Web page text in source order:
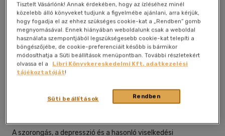
Kívánságlistához adom Megosztom
Pannonhalmi Főapátság|2022|magyar nyelvű|ragasztott
A szorongás, a depresszió és a hasonló viselkedési
Tisztelt Vásárlónk! Annak érdekében, hogy az ízléséhez minél
közelebb álló könyveket tudjunk a figyelmébe ajánlani, arra kérjük,
hogy fogadja el az ehhez szükséges cookie-kat a „Rendben” gomb
megnyomásával. Ennek hiányában weboldalunk csak a weboldal
használata szempontjából legszükségesebb cookie-kat telepíti a
böngészőjébe, de cookie-preferenciáit később is bármikor
módosíthatja a Süti beállítások menüpontban. További részletekért
olvassa el a
Libri Könyvkereskedelmi Kft. adatkezelési
tájékoztatóját!
Rendben
Süti beállítások